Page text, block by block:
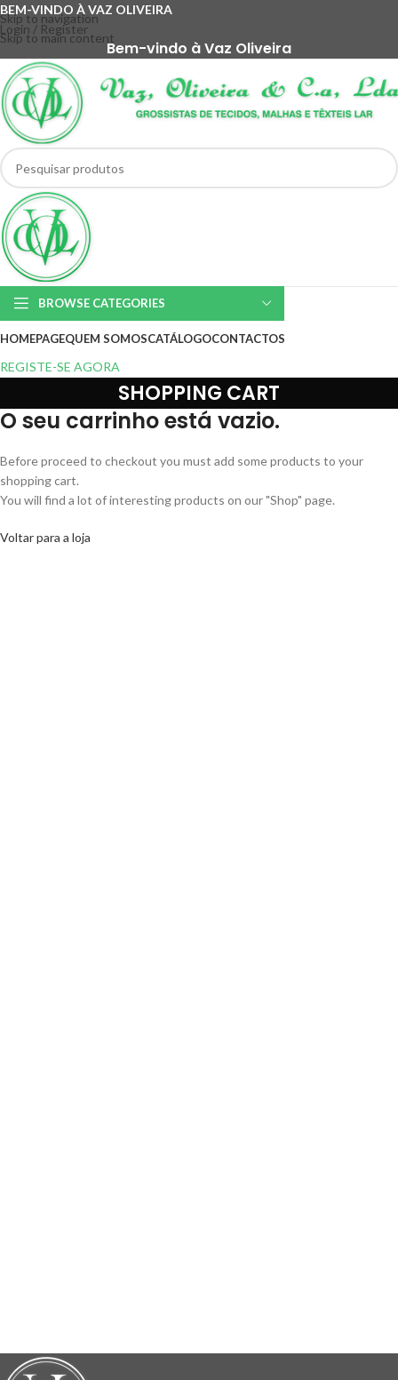
Skip to navigation
Skip to main content
BEM-VINDO À VAZ OLIVEIRA
Login / Register
Bem-vindo à Vaz Oliveira
BROWSE CATEGORIES
HOMEPAGEQUEM SOMOSCATÁLOGOCONTACTOS
REGISTE-SE AGORA
SHOPPING CART
O seu carrinho está vazio.
Before proceed to checkout you must add some products to your
shopping cart.
You will find a lot of interesting products on our "Shop" page.
Voltar para a loja